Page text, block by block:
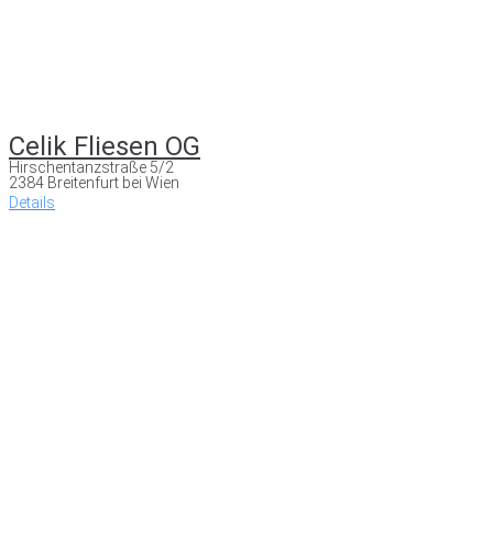
Celik Fliesen OG
Hirschentanzstraße 5/2
2384 Breitenfurt bei Wien
Details